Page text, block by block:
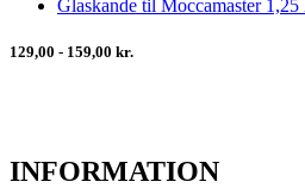
Glaskande til Moccamaster
129,00 - 159,00 kr.
INFORMATION